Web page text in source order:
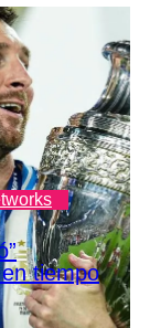
tiempo